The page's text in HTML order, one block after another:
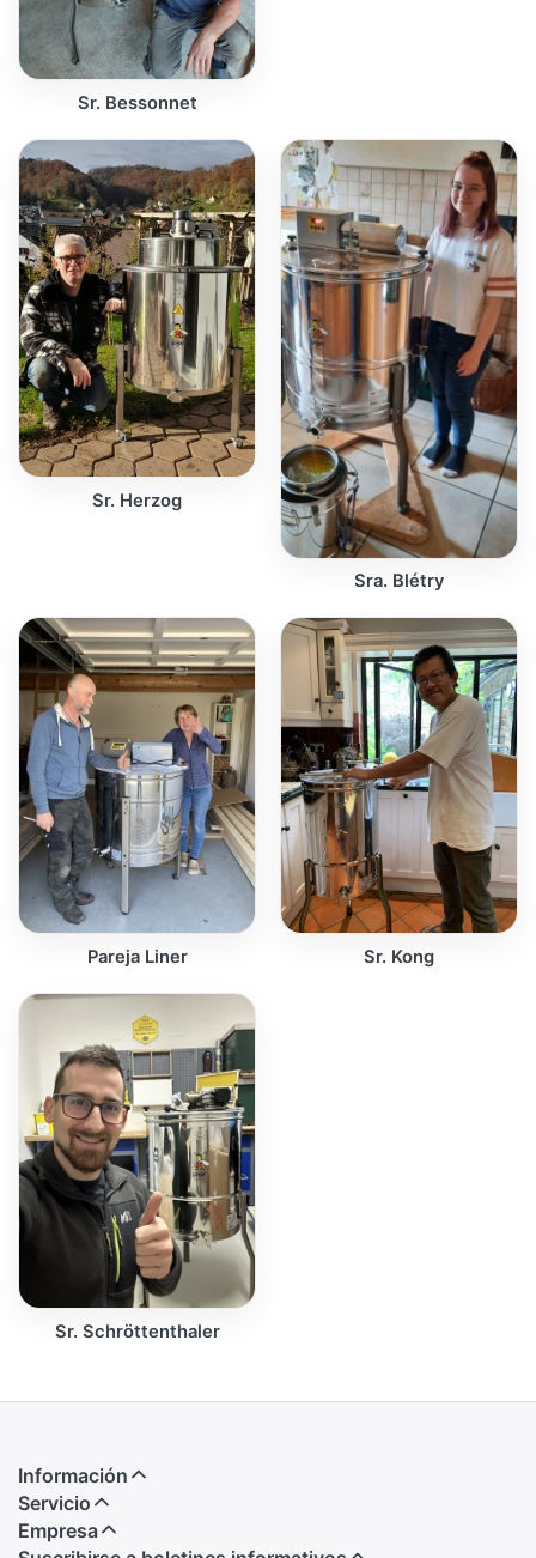
Sr. Bessonnet
Sr. Herzog
Sra. Blétry
Pareja Liner Sr. Kong
Sr. Schröttenthaler
Información
Servicio
Empresa